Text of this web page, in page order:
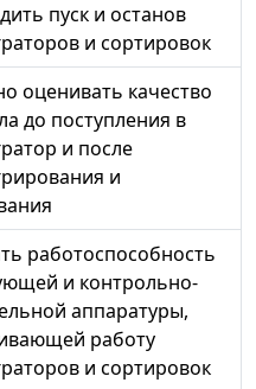
пуск и останов
и сортировок
оценивать качество
до поступления в
и после
и
работоспособность
и контрольно-
аппаратуры,
работу
и сортировок